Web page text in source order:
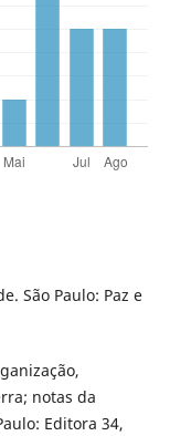
São Paulo: Paz e
notas da
Editora 34,